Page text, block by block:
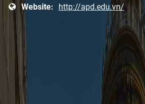
Website:
http://apd.edu.vn/